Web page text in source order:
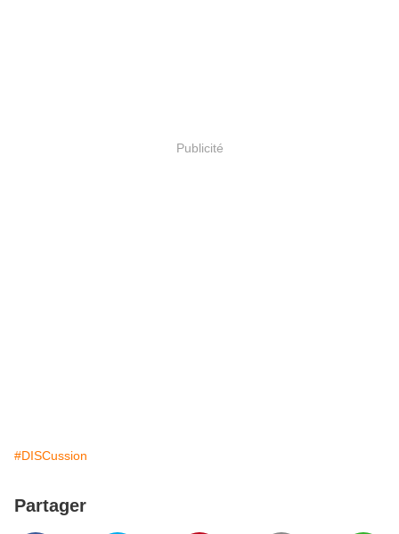
Publicité
#DISCussion
Partager